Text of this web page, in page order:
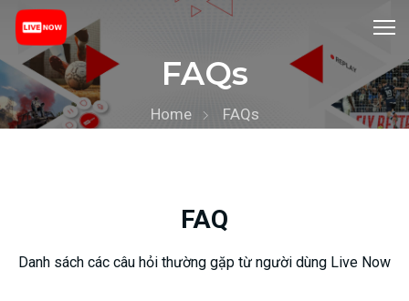
FAQs
Home FAQs
FAQ
Danh sách các câu hỏi thường gặp từ người dùng Live Now